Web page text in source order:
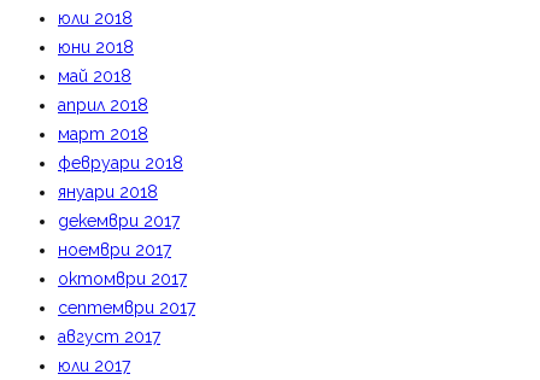
юли 2018
юни 2018
май 2018
април 2018
март 2018
февруари 2018
януари 2018
декември 2017
ноември 2017
октомври 2017
септември 2017
август 2017
юли 2017